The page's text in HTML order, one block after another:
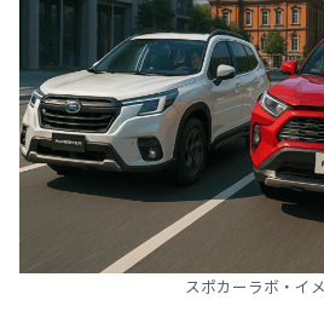
スポカーラボ・イ